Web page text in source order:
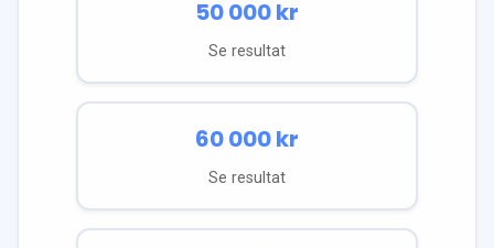
50 000kr
Se resultat
60 000kr
Se resultat